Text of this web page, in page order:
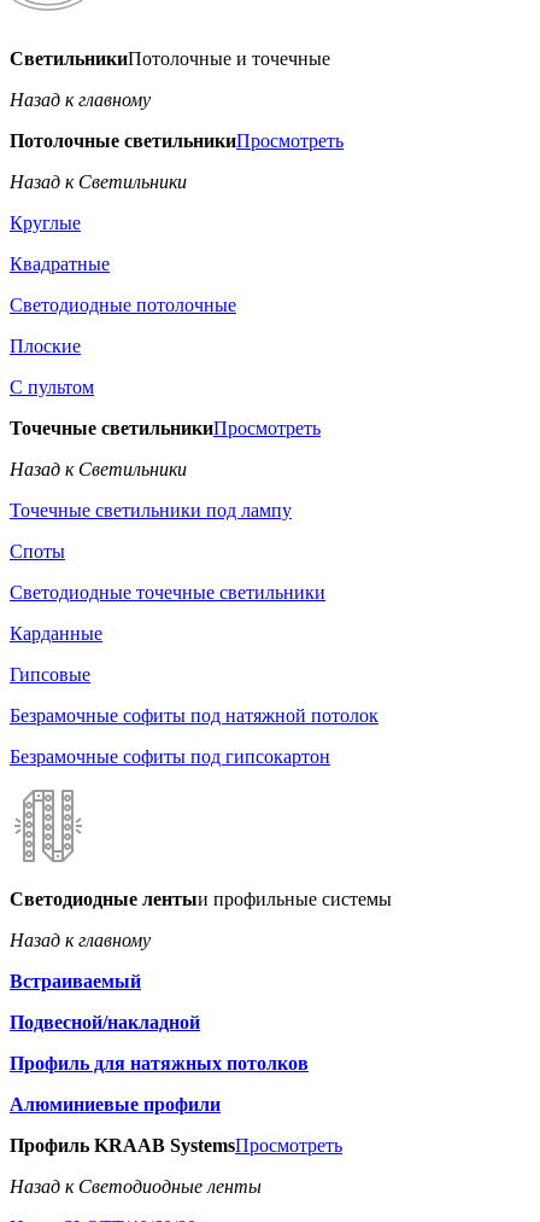
СветильникиПотолочные и точечные
Назад к главному
Потолочные светильникиПросмотреть
Назад к Светильники
Круглые
Квадратные
Светодиодные потолочные
Плоские
С пультом
Точечные светильникиПросмотреть
Назад к Светильники
Точечные светильники под лампу
Споты
Светодиодные точечные светильники
Карданные
Гипсовые
Безрамочные софиты под натяжной потолок
Безрамочные софиты под гипсокартон
Светодиодные лентыи профильные системы
Назад к главному
Встраиваемый
Подвесной/накладной
Профиль для натяжных потолков
Алюминиевые профили
Профиль KRAAB SystemsПросмотреть
Назад к Светодиодные ленты